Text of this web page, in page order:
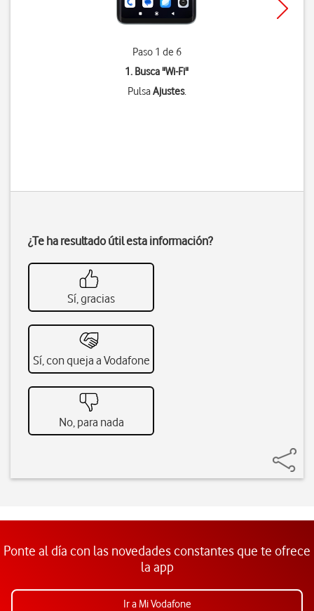
Paso 1 de 6
1. Busca "Wi-Fi"
PulsaAjustes.
¿Te ha resultado útil esta información?
Sí, gracias
Sí, con queja a Vodafone
No, para nada
Ponte al día con las novedades constantes que te ofrece
la app
Ir a Mi Vodafone